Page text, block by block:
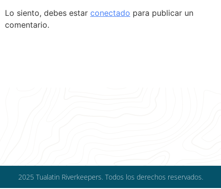
Lo siento, debes estar conectado para publicar un
comentario.
2025 Tualatin Riverkeepers. Todos los derechos reservados.